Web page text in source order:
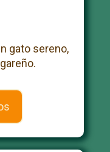
gato sereno,